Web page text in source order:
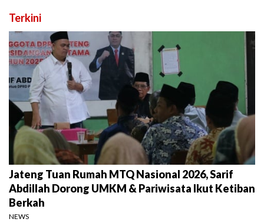
Terkini
Jateng Tuan Rumah MTQ Nasional 2026, Sarif
Abdillah Dorong UMKM & Pariwisata Ikut Ketiban
Berkah
NEWS